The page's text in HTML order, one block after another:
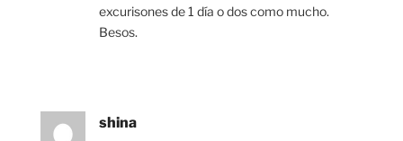
excurisones de 1 día o dos como mucho.
Besos.
shina